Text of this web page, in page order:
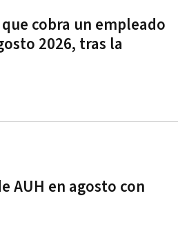
cobra un empleado
2026, tras la
AUH en agosto con